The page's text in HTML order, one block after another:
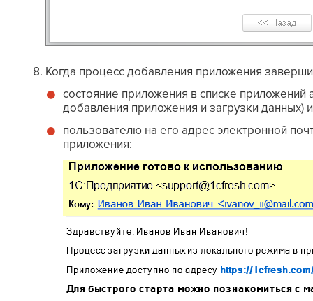
Когда процесс добавления приложения
состояние приложения в списке приложений
добавления приложения и загрузки данных)
пользователю на его адрес электронной
приложения: